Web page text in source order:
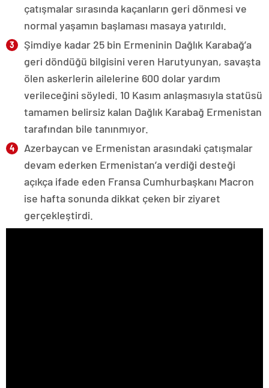
çatışmalar sırasında kaçanların geri dönmesi ve
normal yaşamın başlaması masaya yatırıldı.
Şimdiye kadar 25 bin Ermeninin Dağlık Karabağ’a
geri döndüğü bilgisini veren Harutyunyan, savaşta
ölen askerlerin ailelerine 600 dolar yardım
verileceğini söyledi. 10 Kasım anlaşmasıyla statüsü
tamamen belirsiz kalan Dağlık Karabağ Ermenistan
tarafından bile tanınmıyor.
Azerbaycan ve Ermenistan arasındaki çatışmalar
devam ederken Ermenistan’a verdiği desteği
açıkça ifade eden Fransa Cumhurbaşkanı Macron
ise hafta sonunda dikkat çeken bir ziyaret
gerçekleştirdi.